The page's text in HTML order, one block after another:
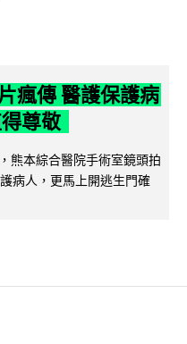
瘋傳 醫護保護病
尊敬
熊本綜合醫院手術室鏡頭拍
病人，更馬上開逃生門確